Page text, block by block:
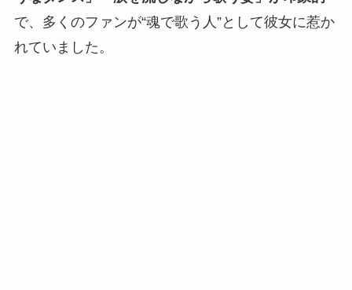
で、多くのファンが“魂で歌う人”として彼女に惹か
れていました。